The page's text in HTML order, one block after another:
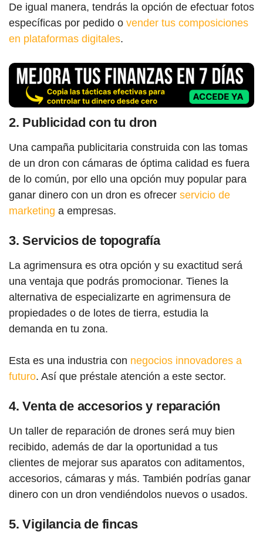
De igual manera, tendrás la opción de efectuar fotos
específicas por pedido o vender tus composiciones
en plataformas digitales.
2. Publicidad con tu dron
Una campaña publicitaria construida con las tomas
de un dron con cámaras de óptima calidad es fuera
de lo común, por ello una opción muy popular para
ganar dinero con un dron es ofrecer servicio de
marketing a empresas.
3. Servicios de topografía
La agrimensura es otra opción y su exactitud será
una ventaja que podrás promocionar. Tienes la
alternativa de especializarte en agrimensura de
propiedades o de lotes de tierra, estudia la
demanda en tu zona.
Esta es una industria con negocios innovadores a
futuro. Así que préstale atención a este sector.
4. Venta de accesorios y reparación
Un taller de reparación de drones será muy bien
recibido, además de dar la oportunidad a tus
clientes de mejorar sus aparatos con aditamentos,
accesorios, cámaras y más. También podrías ganar
dinero con un dron vendiéndolos nuevos o usados.
5. Vigilancia de fincas